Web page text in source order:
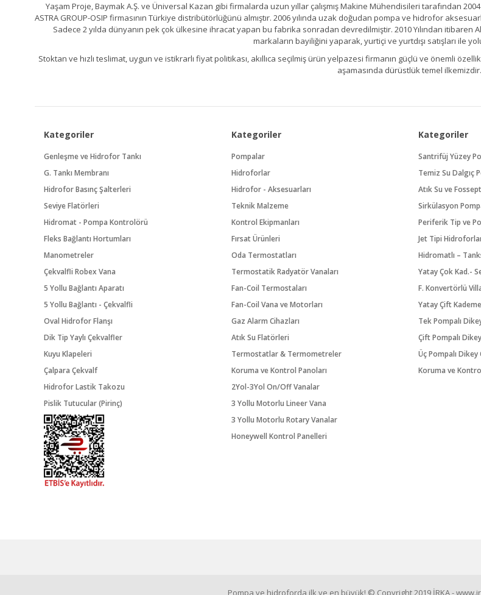
Yaşam Proje, Baymak A.Ş. ve Üniversal Kazan gibi firmalarda uzun yıllar çalışmış Makine Mühendisileri tarafından
ASTRA GROUP-OSIP firmasının Türkiye distribütörlüğünü almıştır. 2006 yılında uzak doğudan pompa ve hidrofor
Sadece 2 yılda dünyanın pek çok ülkesine ihracat yapan bu fabrika sonradan devredilmiştir. 2010 Yılından
markaların bayiliğini yaparak, yurtiçi ve yurtdışı satışları ile
Stoktan ve hızlı teslimat, uygun ve istikrarlı fiyat politikası, akıllıca seçilmiş ürün yelpazesi firmanın güçlü ve önemli
aşamasında dürüstlük temel ilkemizdir.
Kategoriler
Genleşme ve Hidrofor Tankı
G. Tankı Membranı
Hidrofor Basınç Şalterleri
Seviye Flatörleri
Hidromat - Pompa Kontrolörü
Fleks Bağlantı Hortumları
Manometreler
Çekvalfli Robex Vana
5 Yollu Bağlantı Aparatı
5 Yollu Bağlantı - Çekvalfli
Oval Hidrofor Flanşı
Dik Tip Yaylı Çekvalfler
Kuyu Klapeleri
Çalpara Çekvalf
Hidrofor Lastik Takozu
Pislik Tutucular (Pirinç)
Kategoriler
Pompalar
Hidroforlar
Hidrofor - Aksesuarları
Teknik Malzeme
Kontrol Ekipmanları
Fırsat Ürünleri
Oda Termostatları
Termostatik Radyatör Vanaları
Fan-Coil Termostaları
Fan-Coil Vana ve Motorları
Gaz Alarm Cihazları
Atık Su Flatörleri
Termostatlar & Termometreler
Koruma ve Kontrol Panoları
2Yol-3Yol On/Off Vanalar
3 Yollu Motorlu Lineer Vana
3 Yollu Motorlu Rotary Vanalar
Honeywell Kontrol Panelleri
Kategoriler
Santrifüj Yüzey
Temiz Su Dalgıç
Atık Su ve
Sirkülasyon
Periferik Tip ve
Jet Tipi
Hidromatlı –
Yatay Çok Kad.-
F. Konvertörlü
Yatay Çift
Tek Pompalı
Çift Pompalı
Üç Pompalı Dikey
Koruma ve